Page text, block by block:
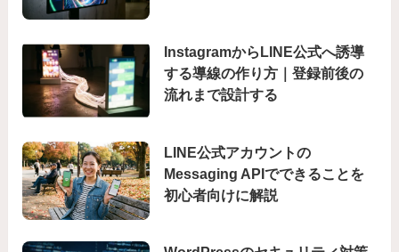
InstagramからLINE公式へ誘導
する導線の作り方｜登録前後の
流れまで設計する
LINE公式アカウントの
Messaging APIでできることを
初心者向けに解説